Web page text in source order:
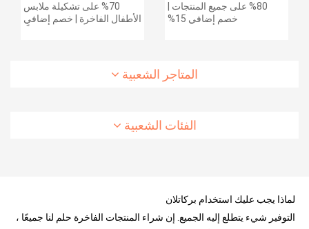
70% على تشكيلة ملابس
الأطفال الفاخرة | خصم إضافي
80% على جميع المنتجات |
خصم إضافي 15%
المتاجر الشعبية
الفئات الشعبية
لماذا يجب عليك استخدام بركاتلان
التوفير شيء يتطلع إليه الجميع. إن شراء المنتجات الفاخرة حلم لنا جميعًا ،